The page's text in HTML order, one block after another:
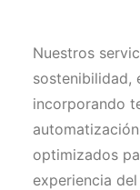
Nuestros
sostenibilidad,
incorporando
optimizados
experiencia